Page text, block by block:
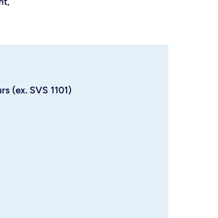
(ex. SVS 1101)